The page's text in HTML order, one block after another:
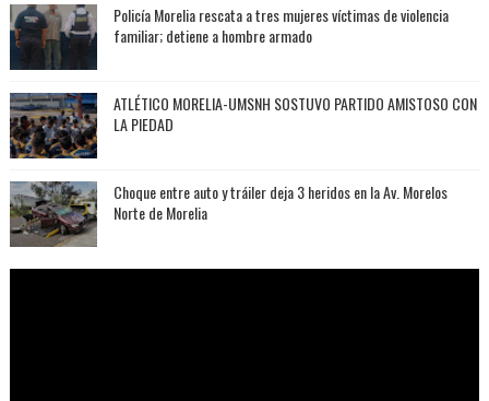
Policía Morelia rescata a tres mujeres víctimas de violencia
familiar; detiene a hombre armado
ATLÉTICO MORELIA-UMSNH SOSTUVO PARTIDO AMISTOSO CON
LA PIEDAD
Choque entre auto y tráiler deja 3 heridos en la Av. Morelos
Norte de Morelia